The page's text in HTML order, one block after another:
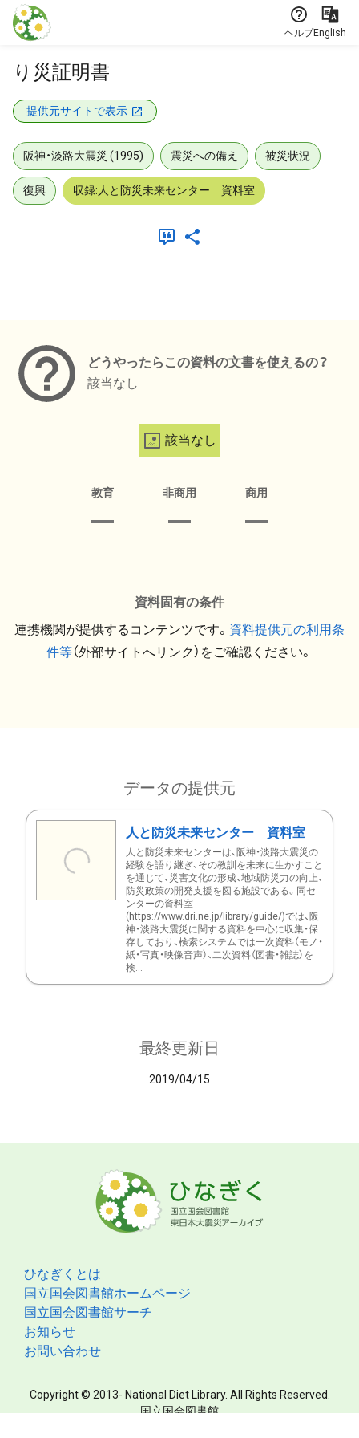
本文に飛ぶ
ヘルプEnglish
り災証明書
提供元サイトで表示
阪神・淡路大震災 (1995) 震災への備え 被災状況
復興 収録:人と防災未来センター 資料室
どうやったらこの資料の文書を使えるの？
該当なし
該当なし
教育 非商用 商用
資料固有の条件
連携機関が提供するコンテンツです。 資料提供元の利用条
件等（外部サイトへリンク）をご確認ください。
データの提供元
人と防災未来センター 資料室
人と防災未来センターは、阪神・淡路大震災の
経験を語り継ぎ、その教訓を未来に生かすこと
を通じて、災害文化の形成、地域防災力の向上、
防災政策の開発支援を図る施設である。同セ
ンターの資料室
(https://www.dri.ne.jp/library/guide/)では、阪
神・淡路大震災に関する資料を中心に収集・保
存しており、検索システムでは一次資料（モノ・
紙・写真・映像音声）、二次資料（図書・雑誌）を
検...
最終更新日
2019/04/15
ひなぎくとは
国立国会図書館ホームページ
国立国会図書館サーチ
お知らせ
お問い合わせ
Copyright © 2013- National Diet Library. All Rights Reserved.